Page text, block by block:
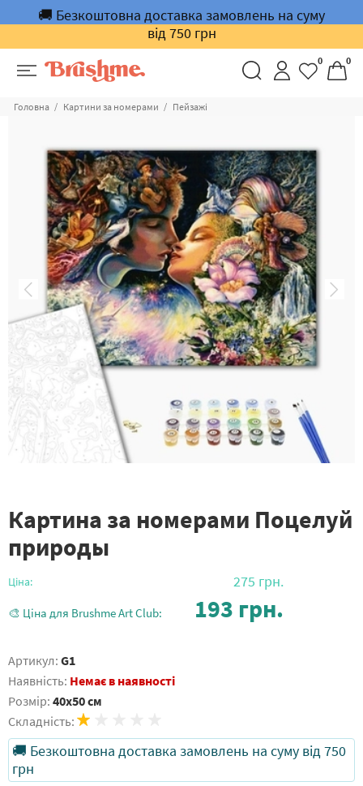
🚚 Безкоштовна доставка замовлень на суму
від 750 грн
0 0
Головна Картини за номерами Пейзажі
Картина за номерами Поцелуй
природы
Ціна: 275 грн.
🎨 Ціна для Brushme Art Club: 193 грн.
Артикул: G1
Наявність: Немає в наявності
Розмір: 40x50 см
Складність:
🚚 Безкоштовна доставка замовлень на суму від 750
грн